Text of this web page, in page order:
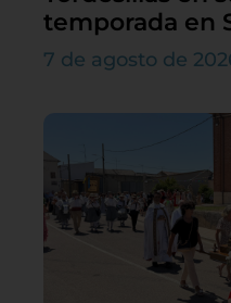
temporada en
7 de agosto de